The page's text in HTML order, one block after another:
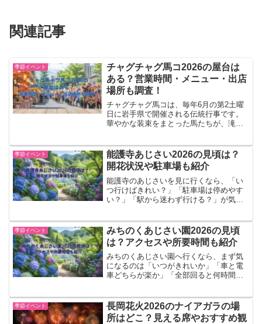
関連記事
季節イベント
チャグチャグ馬コ2026の屋台は
ある？営業時間・メニュー・出店
場所も調査！
チャグチャグ馬コは、毎年6月の第2土曜
日に岩手県で開催される伝統行事です。
華やかな装束をまとった馬たちが、滝沢
知られています。2026年に初めて行く予
定の人の中には、...
季節イベント
能護寺あじさい2026の見頃は？
開花状況や駐車場も紹介
能護寺のあじさいを見に行くなら、「い
つ行けばきれい？」「駐車場は停めやす
い？」「駅から迷わず行ける？」が気に
の中心です。2026年は6月5日から有料拝
観が始まっており...
季節イベント
みちのくあじさい園2026の見頃
は？アクセスや所要時間も紹介
みちのくあじさい園へ行くなら、まず気
になるのは「いつがきれいか」「車と電
車どちらが楽か」「全部回ると何時間か
日（土）〜7月20日（月・祝）の開園予定
で、見頃の中心は...
季節イベント
長岡花火2026のナイアガラの場
所はどこ？見える席やおすすめ観